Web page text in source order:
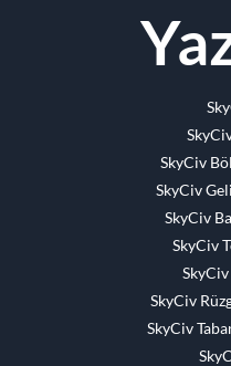
SkyCiv
SkyCiv
SkyCiv
SkyCiv
SkyCiv
SkyCiv
SkyCiv